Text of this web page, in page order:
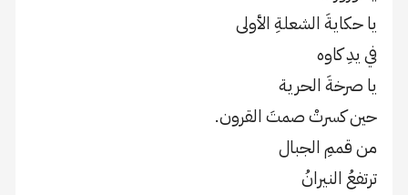
يا حكايةَ الشعلةِ الأولى
في يدِ كاوە
يا صرخةَ الحرية
حين كسرتْ صمتَ القرون.
من قممِ الجبال
ترتفعُ النيرانُ